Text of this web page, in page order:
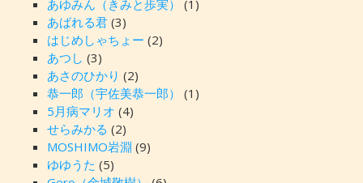
あゆみん（きみと歩実）
(1)
あばれる君(3)
はじめしゃちょー (2)
あつし (3)
あさのひかり (2)
恭一郎（宇佐美恭一郎）
(1)
5月病マリオ (4)
せらみかる (2)
MOSHIMO岩淵 (9)
ゆゆうた (5)